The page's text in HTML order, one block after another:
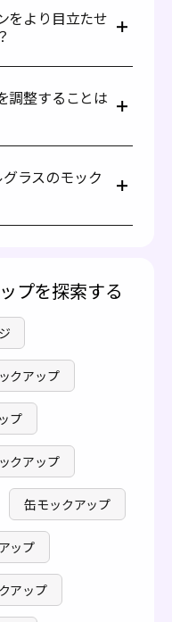
または独自のアート
スは、レストラン、カ
します。イベントプ
をより目立たせ
表面上でより目立た
や配置を調整すること
。デザインをグラス
調整することは
ガラスデザインを事
す。同様に、形状も事
やビアマグのような
ラスのモック
プを探索する
クアップ
プ
クアップ
缶モックアップ
ップ
アップ